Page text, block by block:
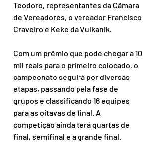
Teodoro, representantes da Câmara
de Vereadores, o vereador Francisco
Craveiro e Keke da Vulkanik.
Com um prêmio que pode chegar a 10
mil reais para o primeiro colocado, o
campeonato seguirá por diversas
etapas, passando pela fase de
grupos e classificando 16 equipes
para as oitavas de final. A
competição ainda terá quartas de
final, semifinal e a grande final.